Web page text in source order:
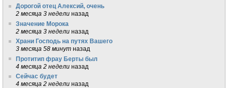
Дорогой отец Алексий, очень
2 месяца 3 недели назад
Значение Морока
2 месяца 3 недели назад
Храни Господь на путях Вашего
3 месяца 58 минут назад
Протитип фрау Берты был
4 месяца 2 недели назад
Сейчас будет
4 месяца 2 недели назад